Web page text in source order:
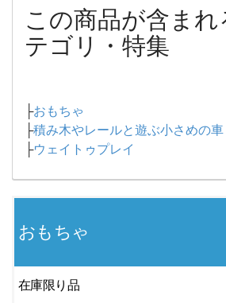
この商品が含まれ
テゴリ・特集
├おもちゃ
├積み木やレールと遊ぶ小さめの車
├ウェイトゥプレイ
おもちゃ
在庫限り品